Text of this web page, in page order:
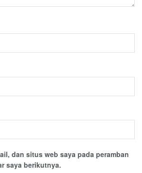
dan situs web saya pada peramban
saya berikutnya.